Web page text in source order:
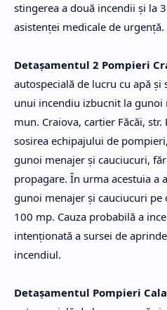
stingerea a două incendii și la
asistenţei medicale de urgenţă.
Detaşamentul 2 Pompieri
autospecială de lucru cu apă
unui incendiu izbucnit la gunoi
mun. Craiova, cartier Făcăi,
sosirea echipajului de
gunoi menajer şi cauciucuri,
propagare. În urma acestuia
gunoi menajer şi cauciucuri
100 mp. Cauza probabilă a
intenţionată a sursei de
incendiul.
Detaşamentul Pompieri